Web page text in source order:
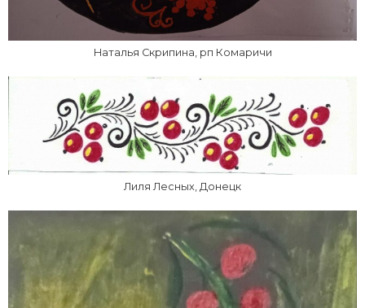
Наталья Скрипина, рп Комаричи
Лиля Лесных, Донецк